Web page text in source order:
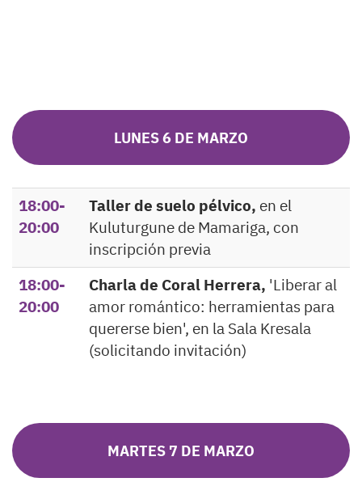
LUNES 6 DE MARZO
18:00-
20:00
Taller de suelo pélvico, en el
Kuluturgune de Mamariga, con
inscripción previa
18:00-
20:00
Charla de Coral Herrera, 'Liberar al
amor romántico: herramientas para
quererse bien', en la Sala Kresala
(solicitando invitación)
MARTES 7 DE MARZO